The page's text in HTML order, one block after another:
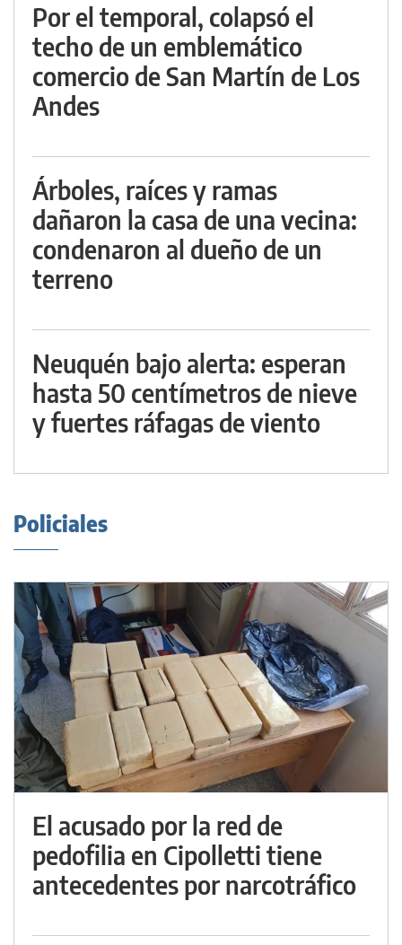
Por el temporal, colapsó el
techo de un emblemático
comercio de San Martín de Los
Andes
Árboles, raíces y ramas
dañaron la casa de una vecina:
condenaron al dueño de un
terreno
Neuquén bajo alerta: esperan
hasta 50 centímetros de nieve
y fuertes ráfagas de viento
Policiales
El acusado por la red de
pedofilia en Cipolletti tiene
antecedentes por narcotráfico